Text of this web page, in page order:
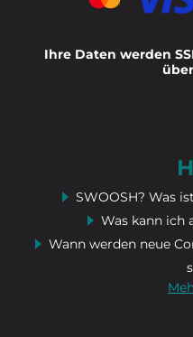
Ihre Daten werden
SWOOSH? Was
Was kann ich
Wann werden neue